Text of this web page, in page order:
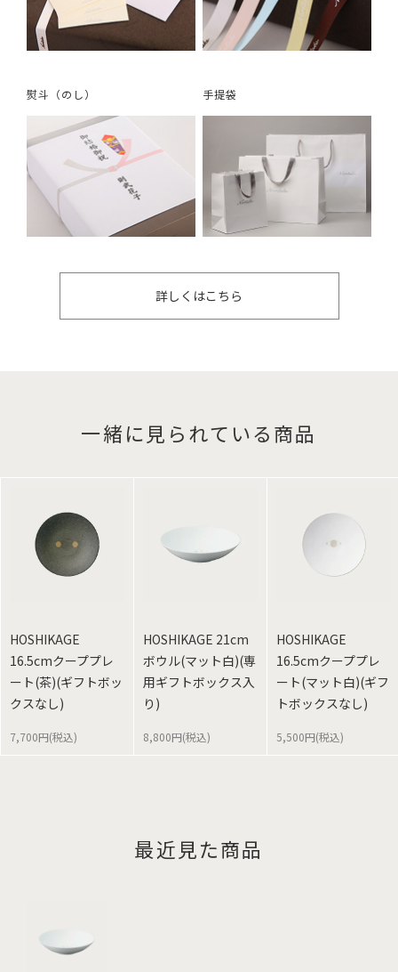
熨斗（のし） 手提袋
詳しくはこちら
一緒に見られている商品
HOSHIKAGE
16.5cmクーププレ
ート(茶)(ギフトボッ
クスなし)
7,700円(税込)
HOSHIKAGE 21cm
ボウル(マット白)(専
用ギフトボックス入
り)
8,800円(税込)
HOSHIKAGE
16.5cmクーププレ
ート(マット白)(ギフ
トボックスなし)
5,500円(税込)
最近見た商品